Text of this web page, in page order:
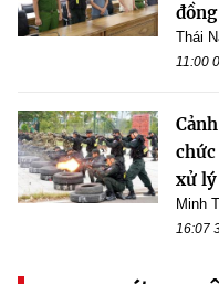
đồng
Thái
11:00
xử
Minh
16:07